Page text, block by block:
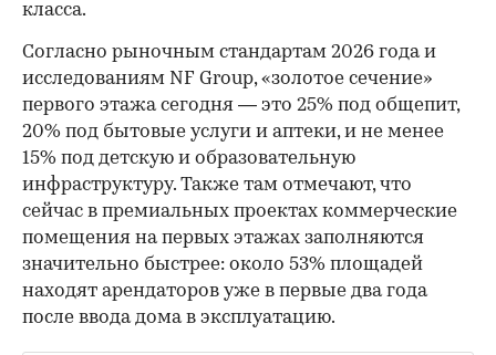
класса.
Согласно рыночным стандартам 2026 года и
исследованиям NF Group, «золотое сечение»
первого этажа сегодня — это 25% под общепит,
20% под бытовые услуги и аптеки, и не менее
15% под детскую и образовательную
инфраструктуру. Также там отмечают, что
сейчас в премиальных проектах коммерческие
помещения на первых этажах заполняются
значительно быстрее: около 53% площадей
находят арендаторов уже в первые два года
после ввода дома в эксплуатацию.